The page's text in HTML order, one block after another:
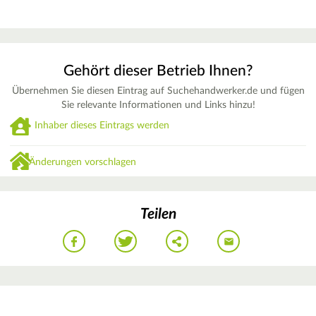
Gehört dieser Betrieb Ihnen?
Übernehmen Sie diesen Eintrag auf Suchehandwerker.de und fügen
Sie relevante Informationen und Links hinzu!
Inhaber dieses Eintrags werden
Änderungen vorschlagen
Teilen